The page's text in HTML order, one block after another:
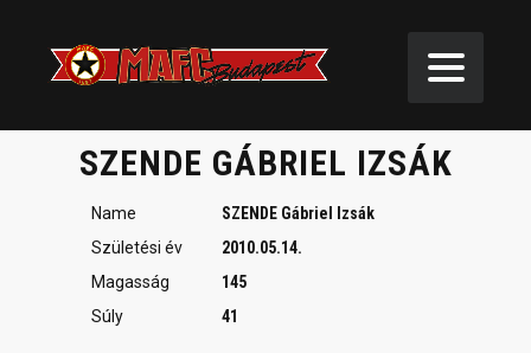
SZENDE GÁBRIEL IZSÁK
Name
SZENDE Gábriel Izsák
Születési év
2010.05.14.
Magasság
145
Súly
41